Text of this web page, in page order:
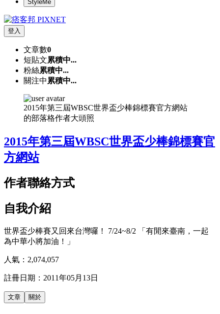
StyleMe
登入
文章數0
短貼文累積中...
粉絲累積中...
關注中 累積中...
2015年第三屆WBSC世界盃少棒錦標賽官方網站
的部落格作者大頭照
2015年第三屆WBSC世界盃少棒錦標賽官
方網站
作者聯絡方式
自我介紹
世界盃少棒賽又回來台灣囉！ 7/24~8/2 「有閒來臺南，一起
為中華小將加油！」
人氣： 2,074,057
註冊日期： 2011年05月13日
文章 關於